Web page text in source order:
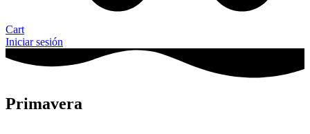
Cart
Iniciar sesión
Primavera